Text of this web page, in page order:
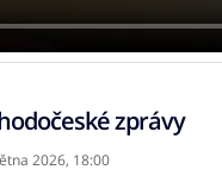
zprávy
2026, 18:00